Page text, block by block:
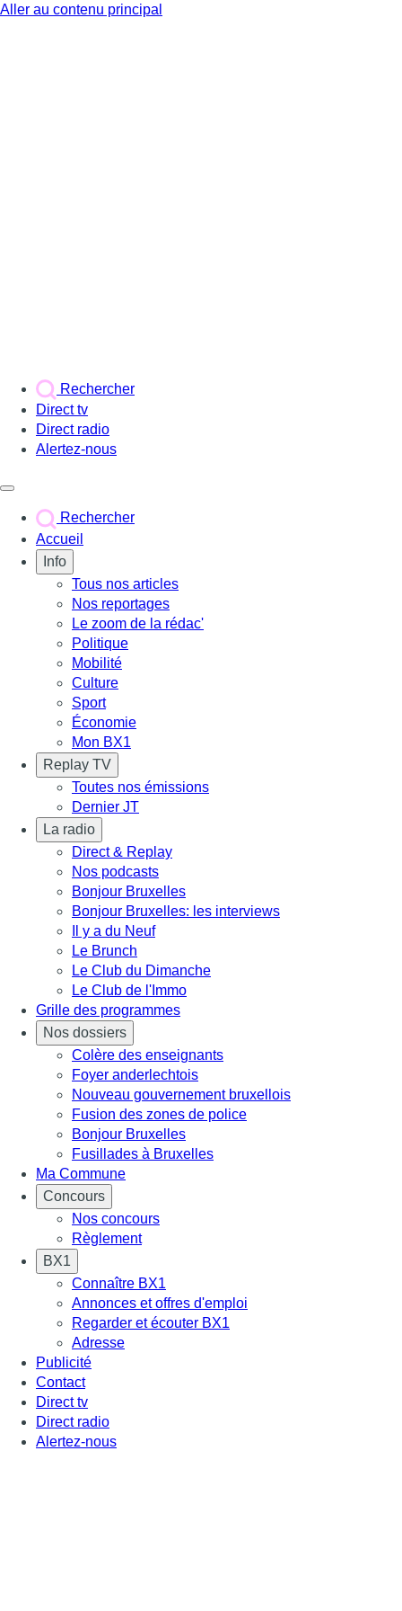
Aller au contenu principal
Rechercher
Direct tv
Direct radio
Alertez-nous
Rechercher
Accueil
Info
Tous nos articles
Nos reportages
Le zoom de la rédac'
Politique
Mobilité
Culture
Sport
Économie
Mon BX1
Replay TV
Toutes nos émissions
Dernier JT
La radio
Direct & Replay
Nos podcasts
Bonjour Bruxelles
Bonjour Bruxelles: les interviews
Il y a du Neuf
Le Brunch
Le Club du Dimanche
Le Club de l'Immo
Grille des programmes
Nos dossiers
Colère des enseignants
Foyer anderlechtois
Nouveau gouvernement bruxellois
Fusion des zones de police
Bonjour Bruxelles
Fusillades à Bruxelles
Ma Commune
Concours
Nos concours
Règlement
BX1
Connaître BX1
Annonces et offres d'emploi
Regarder et écouter BX1
Adresse
Publicité
Contact
Direct tv
Direct radio
Alertez-nous